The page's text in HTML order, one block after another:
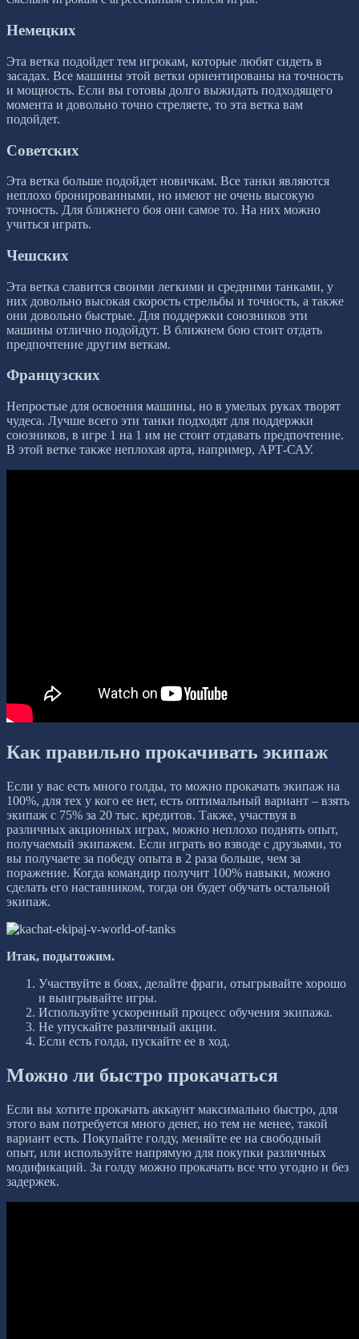
Немецких
Эта ветка подойдет тем игрокам, которые любят сидеть в
засадах. Все машины этой ветки ориентированы на точность
и мощность. Если вы готовы долго выжидать подходящего
момента и довольно точно стреляете, то эта ветка вам
подойдет.
Советских
Эта ветка больше подойдет новичкам. Все танки являются
неплохо бронированными, но имеют не очень высокую
точность. Для ближнего боя они самое то. На них можно
учиться играть.
Чешских
Эта ветка славится своими легкими и средними танками, у
них довольно высокая скорость стрельбы и точность, а также
они довольно быстрые. Для поддержки союзников эти
машины отлично подойдут. В ближнем бою стоит отдать
предпочтение другим веткам.
Французских
Непростые для освоения машины, но в умелых руках творят
чудеса. Лучше всего эти танки подходят для поддержки
союзников, в игре 1 на 1 им не стоит отдавать предпочтение.
В этой ветке также неплохая арта, например, АРТ-САУ.
Как правильно прокачивать экипаж
Если у вас есть много голды, то можно прокачать экипаж на
100%, для тех у кого ее нет, есть оптимальный вариант – взять
экипаж с 75% за 20 тыс. кредитов. Также, участвуя в
различных акционных играх, можно неплохо поднять опыт,
получаемый экипажем. Если играть во взводе с друзьями, то
вы получаете за победу опыта в 2 раза больше, чем за
поражение. Когда командир получит 100% навыки, можно
сделать его наставником, тогда он будет обучать остальной
экипаж.
Итак, подытожим.
Участвуйте в боях, делайте фраги, отыгрывайте хорошо
и выигрывайте игры.
Используйте ускоренный процесс обучения экипажа.
Не упускайте различный акции.
Если есть голда, пускайте ее в ход.
Можно ли быстро прокачаться
Если вы хотите прокачать аккаунт максимально быстро, для
этого вам потребуется много денег, но тем не менее, такой
вариант есть. Покупайте голду, меняйте ее на свободный
опыт, или используйте напрямую для покупки различных
модификаций. За голду можно прокачать все что угодно и без
задержек.